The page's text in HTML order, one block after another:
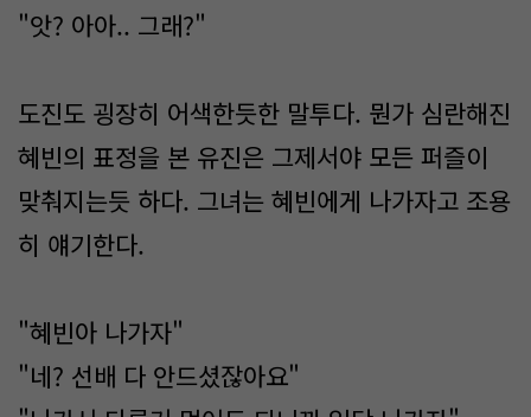
"앗? 아아.. 그래?"
도진도 굉장히 어색한듯한 말투다. 뭔가 심란해진
혜빈의 표정을 본 유진은 그제서야 모든 퍼즐이
맞춰지는듯 하다. 그녀는 혜빈에게 나가자고 조용
히 얘기한다.
"혜빈아 나가자"
"네? 선배 다 안드셨잖아요"